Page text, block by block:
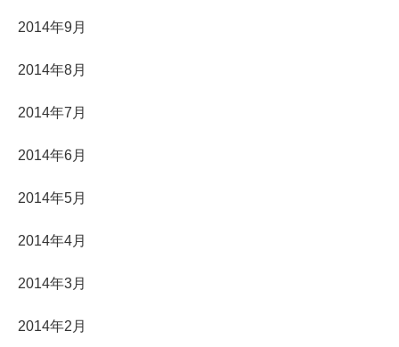
2014年9月
2014年8月
2014年7月
2014年6月
2014年5月
2014年4月
2014年3月
2014年2月